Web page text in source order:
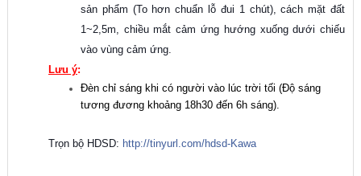
sản phẩm (To hơn chuẩn lỗ đui 1 chút), cách mặt đất
1~2,5m, chiều mắt cảm ứng hướng xuống dưới chiếu
vào vùng cảm ứng.
Lưu ý:
Đèn chỉ sáng khi có người vào lúc trời tối (Độ sáng
tương đương khoảng 18h30 đến 6h sáng).
Trọn bộ HDSD: http://tinyurl.com/hdsd-Kawa